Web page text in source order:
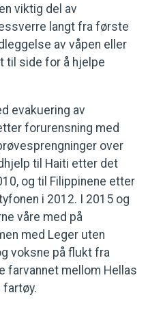
viktig del av
langt fra første
av våpen eller
til side for å hjelpe
evakuering av
forurensning med
over
til Haiti etter det
og til Filippinene etter
i 2012. I 2015 og
våre med på
med Leger uten
voksne på flukt fra
farvannet mellom Hellas